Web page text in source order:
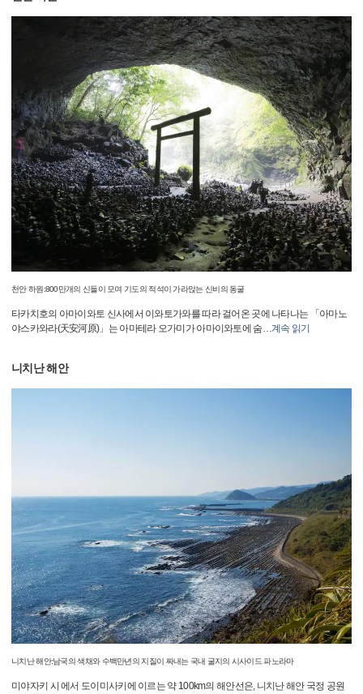
천안 하원:800만개의 신들이 모여 기도의 적석이 가라앉는 신비의 동굴
타카치호의 아마이와토 신사에서 이와토가와를 따라 걸어온 곳에 나타나는 「아마노
야스카와라(天安河原)」는 아마테라 오가미가 아마이와토에 숨…계속 읽기
니치난 해안
니치난 해안:남국의 색채와 수백만년의 지질이 짜내는 국내 굴지의 시사이드 파노라마
미야자키 시 에서 도이미사키에 이르는 약 100km의 해안선은, 니치난 해안 국정 공원